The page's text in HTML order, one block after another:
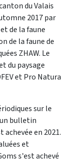
du Valais
2017 par
de la faune
de la faune de
ZHAW. Le
du paysage
et Pro Natura
sur le
bulletin
en 2021.
et
s'est achevé